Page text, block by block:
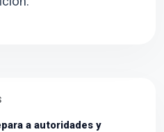
a autoridades y